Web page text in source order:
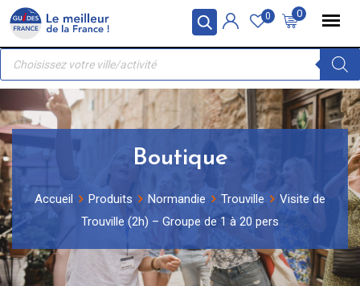
Panneau de gestion des cookies
Skip
content
0
0
Recherche
produits
Boutique
Accueil Produits Normandie Trouville
Visite de
Trouville (2h) – Groupe de 1 à 20 pers